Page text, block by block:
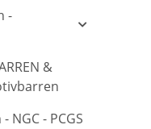
-
&
NGC - PCGS